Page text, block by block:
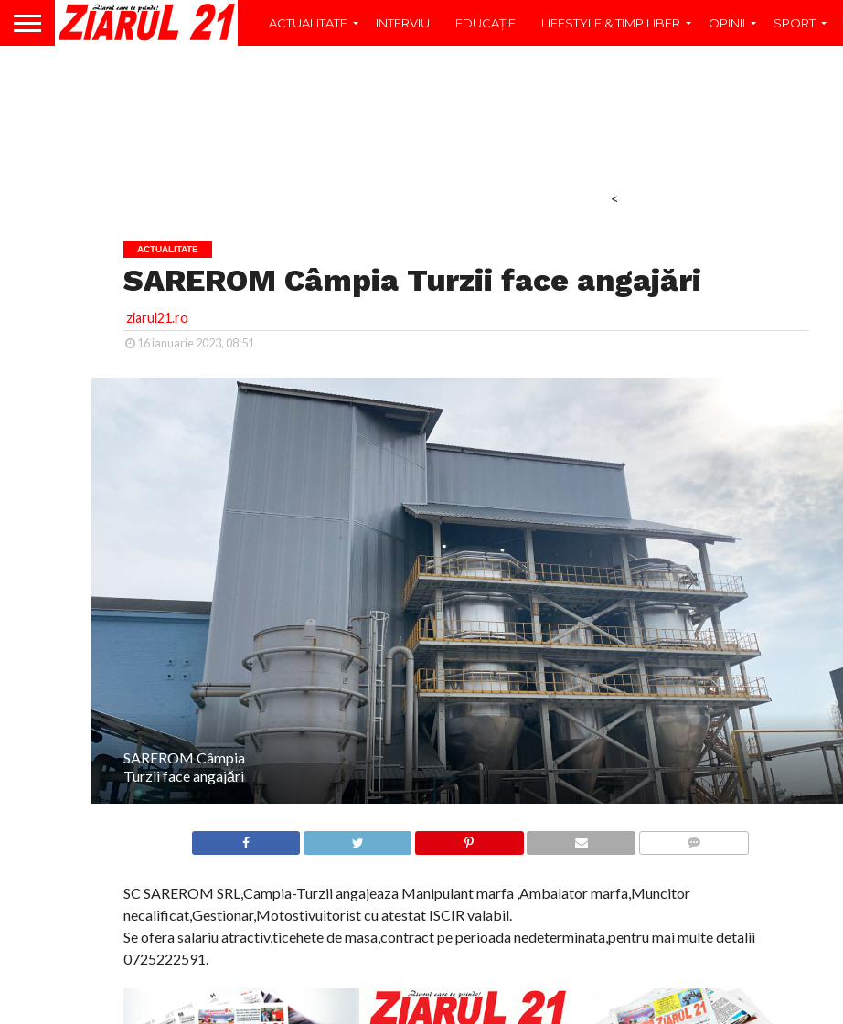
ACTUALITATE INTERVIU EDUCAŢIE LIFESTYLE & TIMP LIBER OPINII SPORT
<
ACTUALITATE
SAREROM Câmpia Turzii face angajări
ziarul21.ro
16 ianuarie 2023, 08:51
SAREROM Câmpia
Turzii face angajări
SC SAREROM SRL,Campia-Turzii angajeaza Manipulant marfa ,Ambalator marfa,Muncitor
necalificat,Gestionar,Motostivuitorist cu atestat ISCIR valabil.
Se ofera salariu atractiv,ticehete de masa,contract pe perioada nedeterminata,pentru mai multe detalii
0725222591.